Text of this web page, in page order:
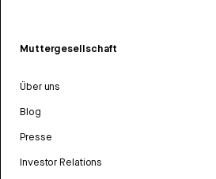
Muttergesellschaft
Über uns
Blog
Presse
Investor Relations